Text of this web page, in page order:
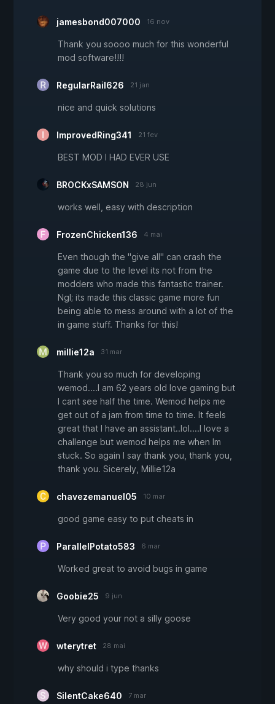
jamesbond007000 16 nov
Thank you soooo much for this wonderful
mod software!!!!
RegularRail626 21 jan
nice and quick solutions
ImprovedRing341 21 fev
BEST MOD I HAD EVER USE
BROCKxSAMSON 28 jun
works well, easy with description
FrozenChicken136 4 mai
Even though the "give all" can crash the
game due to the level its not from the
modders who made this fantastic trainer.
Ngl; its made this classic game more fun
being able to mess around with a lot of the
in game stuff. Thanks for this!
millie12a 31 mar
Thank you so much for developing
wemod....I am 62 years old love gaming but
I cant see half the time. Wemod helps me
get out of a jam from time to time. It feels
great that I have an assistant..lol....I love a
challenge but wemod helps me when Im
stuck. So again I say thank you, thank you,
thank you. Sicerely, Millie12a
chavezemanuel05 10 mar
good game easy to put cheats in
ParallelPotato583 6 mar
Worked great to avoid bugs in game
Goobie25 9 jun
Very good your not a silly goose
wterytret 28 mai
why should i type thanks
SilentCake640 7 mar